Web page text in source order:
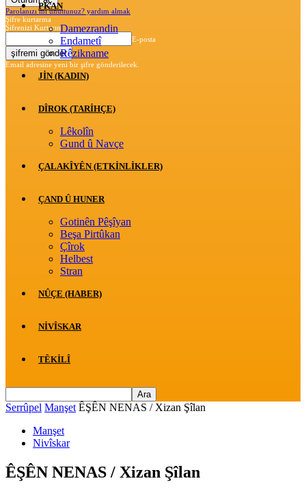
Parolanızı mı unuttunuz? yardım almak
Şifre kurtarma
Şifrenizi Kurtarın
E-posta
Email adresine yeni bir şifre gönderilecek.
PKAN
Damezrandin
Endametî
Rêzikname
JİN (KADIN)
DÎROK (TARİHÇE)
Lêkolîn
Gund û Navçe
ÇALAKÎYÊN (ETKINLIKLER)
ÇAND Û HUNER
Gotinên Pêşîyan
Beşa Pirtûkan
Çîrok
Helbest
Stran
NÛÇE (HABER)
NIVÎSKAR
TÊKILÎ
Serrûpel Manşet ÊŞÊN NENAS / Xizan Şîlan
Manşet
Nivîskar
ÊŞÊN NENAS / Xizan Şîlan